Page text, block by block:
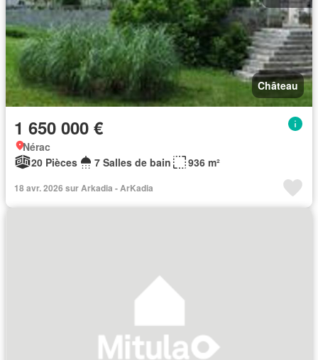
Château
1 650 000 €
Nérac
20 Pièces
7 Salles de bain 936 m²
18 avr. 2026 sur Arkadia - ArKadia